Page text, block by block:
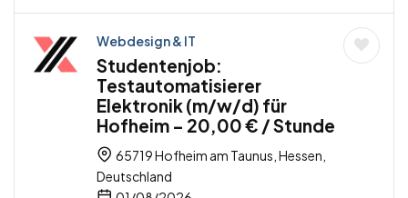
Webdesign & IT
Studentenjob:
Testautomatisierer
Elektronik (m/w/d) für
Hofheim – 20,00 € / Stunde
65719 Hofheim am Taunus, Hessen,
Deutschland